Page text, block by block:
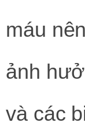
máu
ảnh
và các